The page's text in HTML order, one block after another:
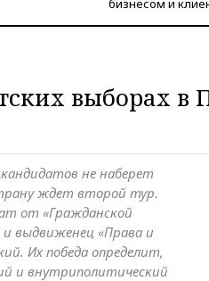
бизнесом и
выборах в
не наберет
ждет второй тур.
от «Гражданской
выдвиженец «Права и
Их победа определит,
и внутриполитический